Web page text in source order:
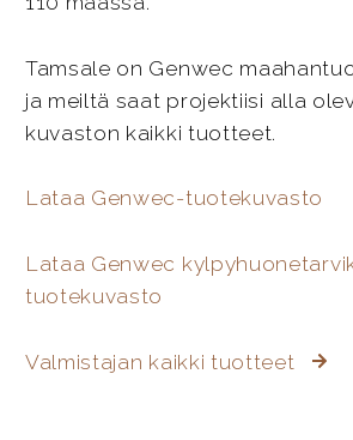
Tamsale on Genwec
ja meiltä saat projektiisi alla
kuvaston kaikki tuotteet.
Lataa Genwec-tuotekuvasto
Lataa Genwec
tuotekuvasto
Valmistajan kaikki tuotteet